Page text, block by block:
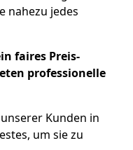
nahezu jedes
faires Preis-
professionelle
Kunden in
um sie zu